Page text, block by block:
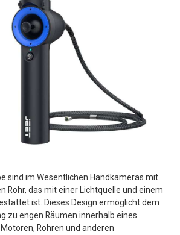
sind im Wesentlichen Handkameras mit
Rohr, das mit einer Lichtquelle und einem
ist. Dieses Design ermöglicht dem
zu engen Räumen innerhalb eines
Rohren und anderen